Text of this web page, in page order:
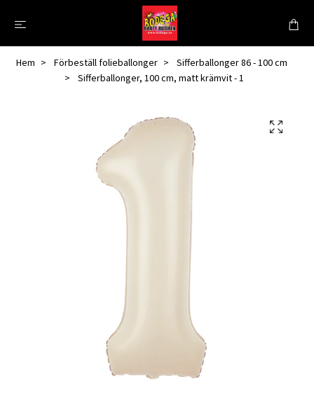
Hem Förbeställ folieballonger
Sifferballonger 86 - 100 cm
Sifferballonger, 100 cm, matt krämvit - 1